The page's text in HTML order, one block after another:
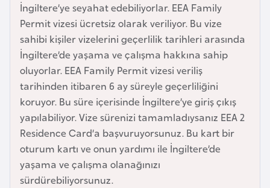
İngiltere’ye seyahat edebiliyorlar. EEA Family
Permit vizesi ücretsiz olarak veriliyor. Bu vize
sahibi kişiler vizelerini geçerlilik tarihleri arasında
İngiltere’de yaşama ve çalışma hakkına sahip
oluyorlar. EEA Family Permit vizesi veriliş
tarihinden itibaren 6 ay süreyle geçerliliğini
koruyor. Bu süre içerisinde İngiltere’ye giriş çıkış
yapılabiliyor. Vize sürenizi tamamladıysanız EEA 2
Residence Card’a başvuruyorsunuz. Bu kart bir
oturum kartı ve onun yardımı ile İngiltere’de
yaşama ve çalışma olanağınızı
sürdürebiliyorsunuz.
a
n
g
l
a
d
e
ş
B
e